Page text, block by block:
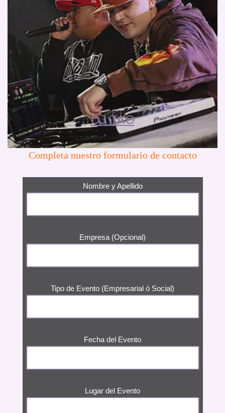
DJ TAO
Completa nuestro formulario de contacto
Nombre y Apellido
Empresa (Opcional)
Tipo de Evento (Empresarial ó Social)
Fecha del Evento
Lugar del Evento